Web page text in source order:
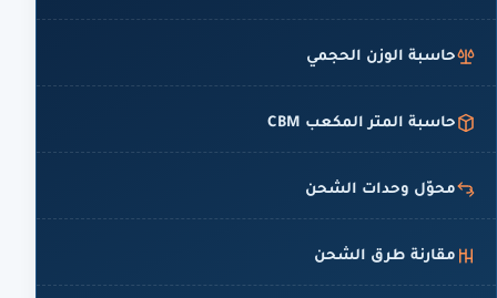
حاسبة الوزن الحجمي
حاسبة المتر المكعب CBM
محوّل وحدات الشحن
مقارنة طرق الشحن